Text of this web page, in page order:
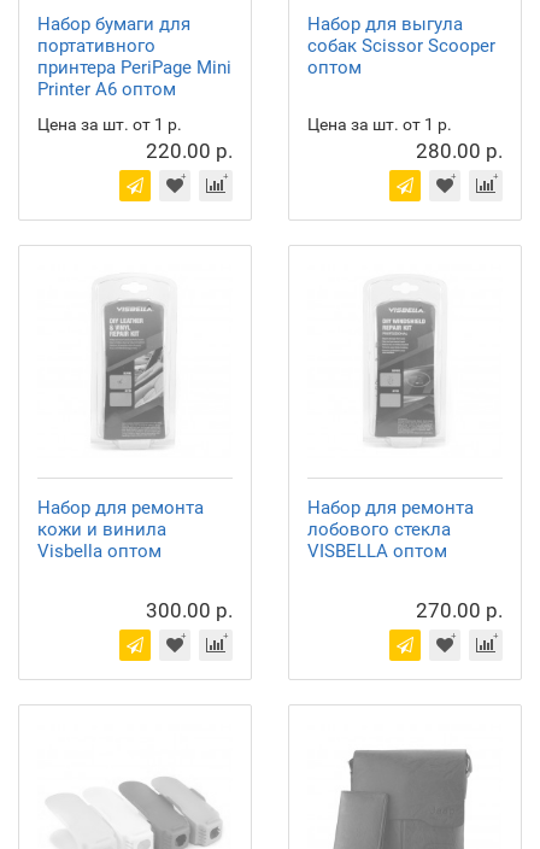
Набор бумаги для
портативного
принтера PeriPage Mini
Printer A6 оптом
Цена за шт. от 1 р.
220.00 р.
Набор для выгула
собак Scissor Scooper
оптом
Цена за шт. от 1 р.
280.00 р.
Набор для ремонта
кожи и винила
Visbella оптом
300.00 р.
Набор для ремонта
лобового стекла
VISBELLA оптом
270.00 р.